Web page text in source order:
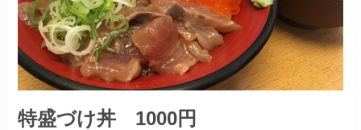
特盛づけ丼 1000円